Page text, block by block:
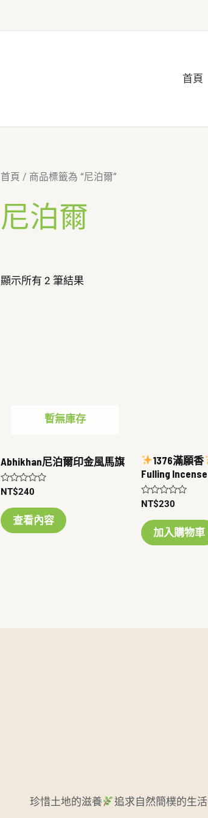
首頁
首頁 / 商品標籤為 “尼泊爾”
尼泊爾
顯示所有 2 筆結果
暫無庫存
Abhikhan尼泊爾印金風馬旗
評
滿
分
5
NT$240
查看內容
1376滿願香
Fulling Incense
評
滿
分
5
NT$230
加入購物車
珍惜土地的滋養 追求自然簡樸的生活